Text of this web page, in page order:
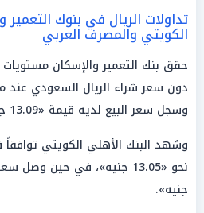
تداولات الريال في بنوك
الكويتي والمصرف العربي
حقق بنك التعمير والإسكان
وسجل سعر البيع لديه قيمة «13.09 جنيه».
وشهد البنك الأهلي الكويتي توافقاً
جنيه».